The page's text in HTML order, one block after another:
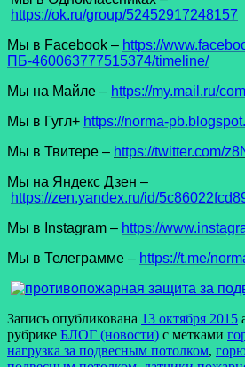
https://ok.ru/group/52452917248157
Мы в Facеbook – https://
ПБ-460063777515374/timeline/
Мы на Майле – https://my.mail.ru/
Мы в Гугл+ https://norma-
Мы в Твитере – https://twitter.com/
Мы на Яндекс Дзен –
https://zen.yandex.ru/id/
Мы в Instagram – https://
Мы в Телеграмме – https://t.me/
Запись опубликована 13 октября 2015
рубрике БЛОГ (новости) с метками
нагрузка за подвесным потолком,